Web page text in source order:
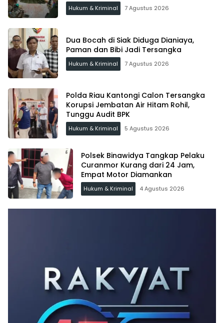
Hukum & Kriminal 7 Agustus 2026
Dua Bocah di Siak Diduga Dianiaya,
Paman dan Bibi Jadi Tersangka
Hukum & Kriminal 7 Agustus 2026
Polda Riau Kantongi Calon Tersangka
Korupsi Jembatan Air Hitam Rohil,
Tunggu Audit BPK
Hukum & Kriminal 5 Agustus 2026
Polsek Binawidya Tangkap Pelaku
Curanmor Kurang dari 24 Jam,
Empat Motor Diamankan
Hukum & Kriminal 4 Agustus 2026